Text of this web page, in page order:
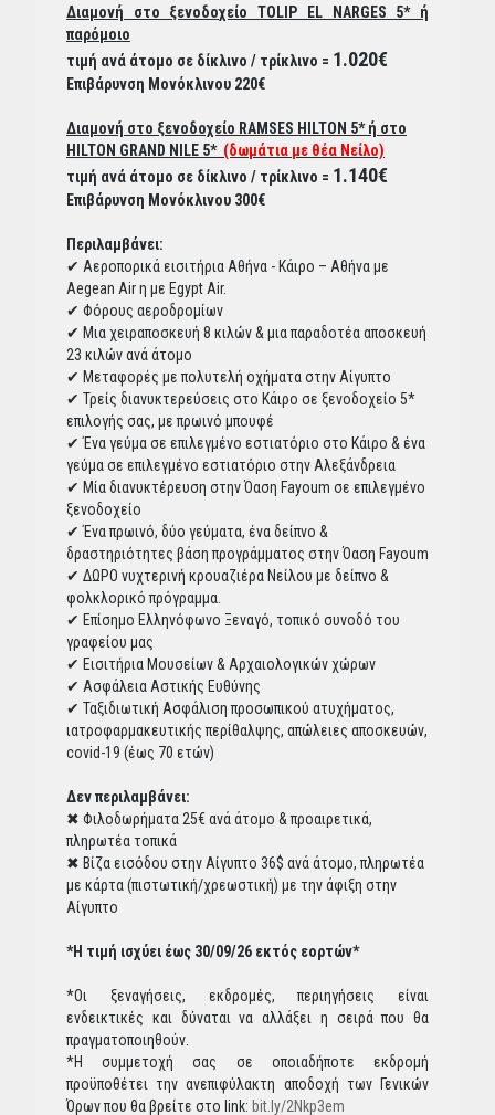
Διαμονή στο ξενοδοχείο TOLIP EL NARGES 5* ή
παρόμοιο
τιμή ανά άτομο σε δίκλινο / τρίκλινο = 1.020€
Επιβάρυνση Μονόκλινου 220€
Διαμονή στο ξενοδοχείο RAMSES HILTON 5* ή στο
HILTON GRAND NILE 5* (δωμάτια με θέα Νείλο)
τιμή ανά άτομο σε δίκλινο / τρίκλινο = 1.140€
Επιβάρυνση Μονόκλινου 300€
Περιλαμβάνει:
✔ Αεροπορικά εισιτήρια Αθήνα - Κάιρο – Αθήνα με
Aegean Air η με Egypt Air.
✔ Φόρους αεροδρομίων
✔ Μια χειραποσκευή 8 κιλών & μια παραδοτέα αποσκευή
23 κιλών ανά άτομο
✔ Μεταφορές με πολυτελή οχήματα στην Αίγυπτο
✔ Τρείς διανυκτερεύσεις στο Κάιρο σε ξενοδοχείο 5*
επιλογής σας, με πρωινό μπουφέ
✔ Ένα γεύμα σε επιλεγμένο εστιατόριο στο Κάιρο & ένα
γεύμα σε επιλεγμένο εστιατόριο στην Αλεξάνδρεια
✔ Μία διανυκτέρευση στην Όαση Fayoum σε επιλεγμένο
ξενοδοχείο
✔ Ένα πρωινό, δύο γεύματα, ένα δείπνο &
δραστηριότητες βάση προγράμματος στην Όαση Fayoum
✔ ΔΩΡΟ νυχτερινή κρουαζιέρα Νείλου με δείπνο &
φολκλορικό πρόγραμμα.
✔ Επίσημο Ελληνόφωνο Ξεναγό, τοπικό συνοδό του
γραφείου μας
✔ Εισιτήρια Μουσείων & Αρχαιολογικών χώρων
✔ Ασφάλεια Αστικής Ευθύνης
✔ Ταξιδιωτική Ασφάλιση προσωπικού ατυχήματος,
ιατροφαρμακευτικής περίθαλψης, απώλειες αποσκευών,
covid-19 (έως 70 ετών)
Δεν περιλαμβάνει:
✖ Φιλοδωρήματα 25€ ανά άτομο & προαιρετικά,
πληρωτέα τοπικά
✖ Βίζα εισόδου στην Αίγυπτο 36$ ανά άτομο, πληρωτέα
με κάρτα (πιστωτική/χρεωστική) με την άφιξη στην
Αίγυπτο
*Η τιμή ισχύει έως 30/09/26 εκτός εορτών*
*Οι ξεναγήσεις, εκδρομές, περιηγήσεις είναι
ενδεικτικές και δύναται να αλλάξει η σειρά που θα
πραγματοποιηθούν.
*Η συμμετοχή σας σε οποιαδήποτε εκδρομή
προϋποθέτει την ανεπιφύλακτη αποδοχή των Γενικών
Όρων που θα βρείτε στο link: bit.ly/2Nkp3em